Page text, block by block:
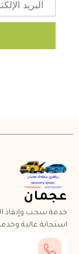
عجمان
خدمة سحب وإنقاذ
استجابة عالية